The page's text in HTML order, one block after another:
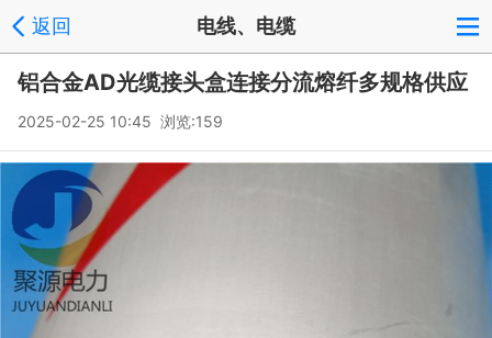
返回 电线、电缆
铝合金AD光缆接头盒连接分流熔纤多规格供应
2025-02-25 10:45 浏览:159